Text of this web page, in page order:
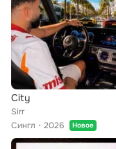
City
Sirr
Сингл
2026 Новое